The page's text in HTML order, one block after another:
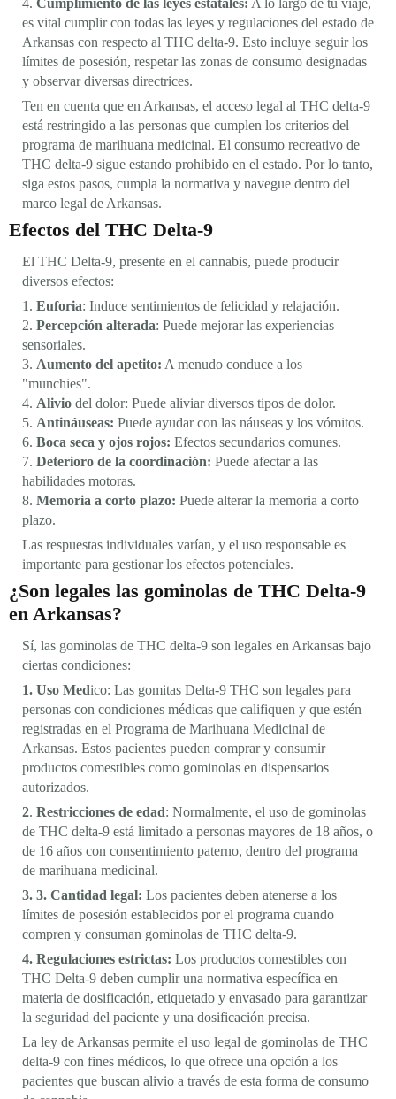
4. Cumplimiento de las leyes estatales: A lo largo de tu viaje,
es vital cumplir con todas las leyes y regulaciones del estado de
Arkansas con respecto al THC delta-9. Esto incluye seguir los
límites de posesión, respetar las zonas de consumo designadas
y observar diversas directrices.
Ten en cuenta que en Arkansas, el acceso legal al THC delta-9
está restringido a las personas que cumplen los criterios del
programa de marihuana medicinal. El consumo recreativo de
THC delta-9 sigue estando prohibido en el estado. Por lo tanto,
siga estos pasos, cumpla la normativa y navegue dentro del
marco legal de Arkansas.
Efectos del THC Delta-9
El THC Delta-9, presente en el cannabis, puede producir
diversos efectos:
1. Euforia: Induce sentimientos de felicidad y relajación.
2. Percepción alterada: Puede mejorar las experiencias
sensoriales.
3. Aumento del apetito: A menudo conduce a los
"munchies".
4. Alivio del dolor: Puede aliviar diversos tipos de dolor.
5. Antináuseas: Puede ayudar con las náuseas y los vómitos.
6. Boca seca y ojos rojos: Efectos secundarios comunes.
7. Deterioro de la coordinación: Puede afectar a las
habilidades motoras.
8. Memoria a corto plazo: Puede alterar la memoria a corto
plazo.
Las respuestas individuales varían, y el uso responsable es
importante para gestionar los efectos potenciales.
¿Son legales las gominolas de THC Delta-9
en Arkansas?
Sí, las gominolas de THC delta-9 son legales en Arkansas bajo
ciertas condiciones:
1. Uso Medico: Las gomitas Delta-9 THC son legales para
personas con condiciones médicas que califiquen y que estén
registradas en el Programa de Marihuana Medicinal de
Arkansas. Estos pacientes pueden comprar y consumir
productos comestibles como gominolas en dispensarios
autorizados.
2. Restricciones de edad: Normalmente, el uso de gominolas
de THC delta-9 está limitado a personas mayores de 18 años, o
de 16 años con consentimiento paterno, dentro del programa
de marihuana medicinal.
3. 3. Cantidad legal: Los pacientes deben atenerse a los
límites de posesión establecidos por el programa cuando
compren y consuman gominolas de THC delta-9.
4. Regulaciones estrictas: Los productos comestibles con
THC Delta-9 deben cumplir una normativa específica en
materia de dosificación, etiquetado y envasado para garantizar
la seguridad del paciente y una dosificación precisa.
La ley de Arkansas permite el uso legal de gominolas de THC
delta-9 con fines médicos, lo que ofrece una opción a los
pacientes que buscan alivio a través de esta forma de consumo